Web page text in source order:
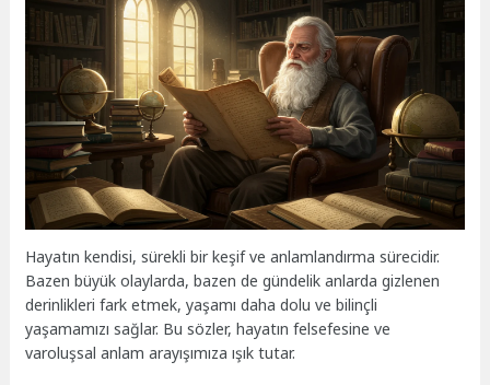
Hayatın kendisi, sürekli bir keşif ve anlamlandırma sürecidir.
Bazen büyük olaylarda, bazen de gündelik anlarda gizlenen
derinlikleri fark etmek, yaşamı daha dolu ve bilinçli
yaşamamızı sağlar. Bu sözler, hayatın felsefesine ve
varoluşsal anlam arayışımıza ışık tutar.